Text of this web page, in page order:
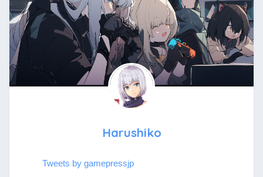
Harushiko
Tweets by gamepressjp